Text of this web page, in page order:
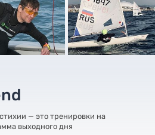
— это тренировки на
выходного дня